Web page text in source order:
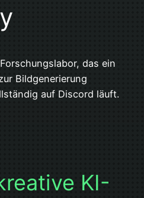
das ein
Bildgenerierung
auf Discord läuft.
KI-